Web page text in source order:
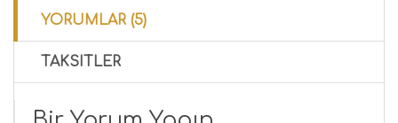
YORUMLAR (5)
TAKSITLER